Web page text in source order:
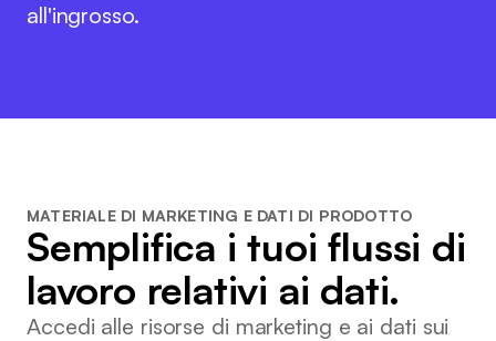
all'ingrosso.
MATERIALE DI MARKETING E DATI DI PRODOTTO
Semplifica i tuoi flussi di
lavoro relativi ai dati.
Accedi alle risorse di marketing e ai dati sui